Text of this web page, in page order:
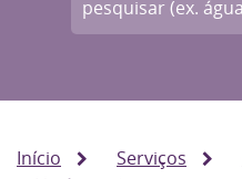
Início Serviços